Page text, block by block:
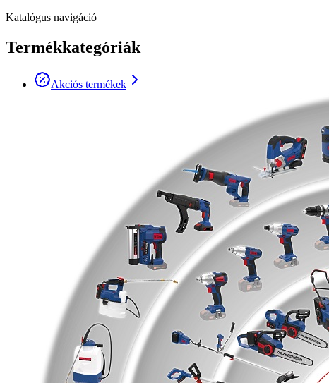
Katalógus navigáció
Termékkategóriák
Akciós termékek